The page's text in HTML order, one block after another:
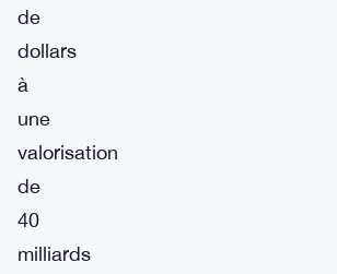
de
dollars
à
une
valorisation
de
40
milliards